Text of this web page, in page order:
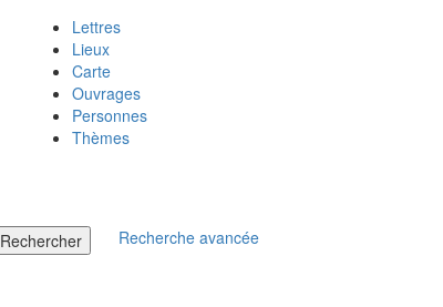
Lettres
Lieux
Carte
Ouvrages
Personnes
Thèmes
Rechercher Recherche avancée